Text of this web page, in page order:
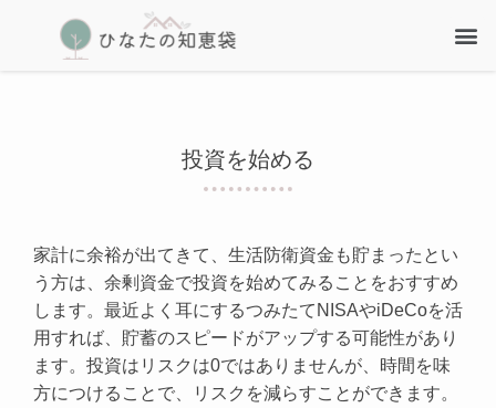
投資を始める
家計に余裕が出てきて、生活防衛資金も貯まったとい
う方は、余剰資金で投資を始めてみることをおすすめ
します。最近よく耳にするつみたてNISAやiDeCoを活
用すれば、貯蓄のスピードがアップする可能性があり
ます。投資はリスクは0ではありませんが、時間を味
方につけることで、リスクを減らすことができます。